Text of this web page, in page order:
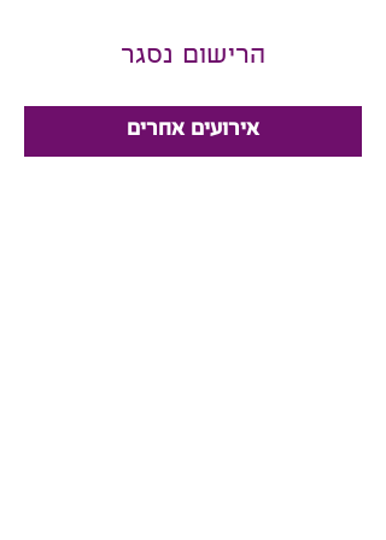
הרישום נסגר
אירועים אחרים